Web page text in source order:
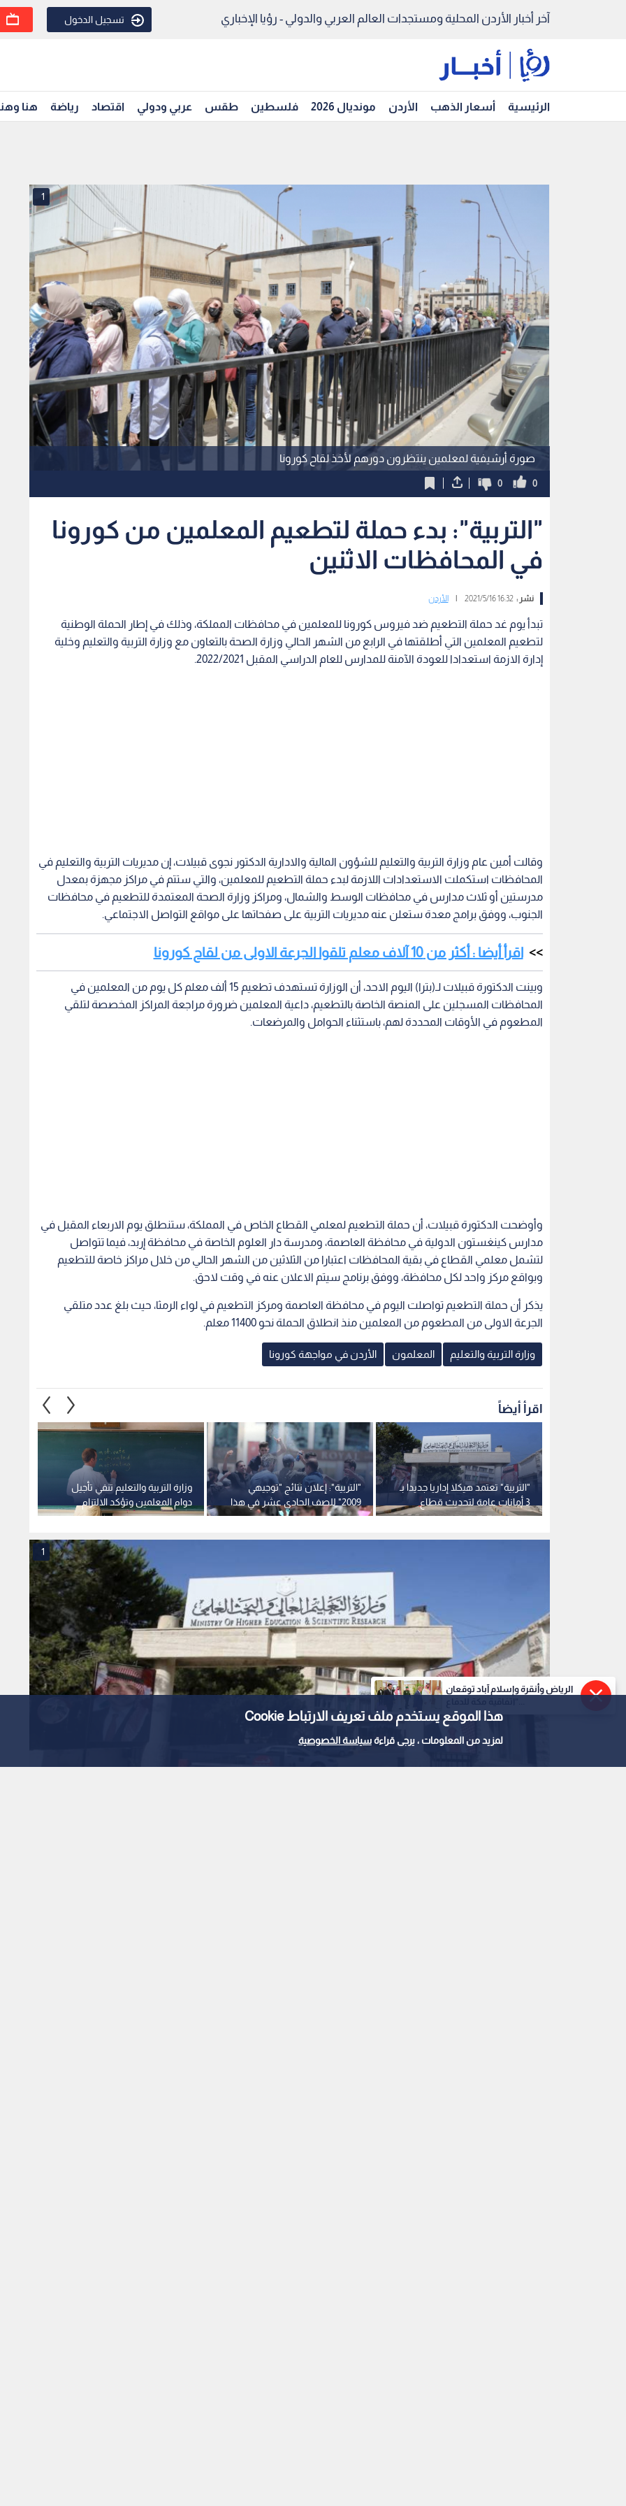
آخر أخبار الأردن المحلية ومستجدات العالم العربي والدولي - رؤيا الإخباري تسجيل الدخول
هذا الموقع يستخدم ملف تعريف الارتباط Cookie
لمزيد من المعلومات ، يرجى قراءةسياسة الخصوصية
الرئيسية أسعار الذهب الأردن مونديال 2026 فلسطين طقس عربي ودولي اقتصاد رياضة هنا
صورة أرشيفية لمعلمين ينتظرون دورهم لأخذ لقاح كورونا
1
0
0
"التربية": بدء حملة لتطعيم المعلمين من كورونا
في المحافظات الاثنين
نشر :16:32 2021/5/16 الأردن
تبدأ يوم غد حملة التطعيم ضد فيروس كورونا للمعلمين في محافظات المملكة، وذلك في إطار الحملة الوطنية
لتطعيم المعلمين التي أطلقتها في الرابع من الشهر الحالي وزارة الصحة بالتعاون مع وزارة التربية والتعليم وخلية
إدارة الازمة استعدادا للعودة الآمنة للمدارس للعام الدراسي المقبل 2022/2021.
وقالت أمين عام وزارة التربية والتعليم للشؤون المالية والادارية الدكتور نجوى قبيلات، إن مديريات التربية والتعليم في
المحافظات استكملت الاستعدادات اللازمة لبدء حملة التطعيم للمعلمين، والتي ستتم في مراكز مجهزة بمعدل
مدرستين أو ثلاث مدارس في محافظات الوسط والشمال، ومراكز وزارة الصحة المعتمدة للتطعيم في محافظات
الجنوب، ووفق برامج معدة ستعلن عنه مديريات التربية على صفحاتها على مواقع التواصل الاجتماعي.
اقرأ أيضا : أكثر من 10 آلاف معلم تلقوا الجرعة الاولى من لقاح كورونا
وبينت الدكتورة قبيلات لـ(بترا) اليوم الاحد، أن الوزارة تستهدف تطعيم 15 ألف معلم كل يوم من المعلمين في
المحافظات المسجلين على المنصة الخاصة بالتطعيم، داعية المعلمين ضرورة مراجعة المراكز المخصصة لتلقي
المطعوم في الأوقات المحددة لهم، باستثناء الحوامل والمرضعات.
وأوضحت الدكتورة قبيلات، أن حملة التطعيم لمعلمي القطاع الخاص في المملكة، ستنطلق يوم الاربعاء المقبل في
مدارس كينغستون الدولية في محافظة العاصمة، ومدرسة دار العلوم الخاصة في محافظة إربد، فيما تتواصل
لتشمل معلمي القطاع في بقية المحافظات اعتبارا من الثلاثين من الشهر الحالي من خلال مراكز خاصة للتطعيم
وبواقع مركز واحد لكل محافظة، ووفق برنامج سيتم الاعلان عنه في وقت لاحق.
يذكر أن حملة التطعيم تواصلت اليوم في محافظة العاصمة ومركز التطعيم في لواء الرمثا، حيث بلغ عدد متلقي
الجرعة الاولى من المطعوم من المعلمين منذ انطلاق الحملة نحو 11400 معلم.
وزارة التربية والتعليم المعلمون الأردن في مواجهة كورونا
اقرأ أيضاً
وزارة التربية والتعليم تنفي تأجيل
دوام المعلمين وتؤكد الالتزام
بالتقويم المدرسي
"التربية": إعلان نتائج "توجيهي
2009" للصف الحادي عشر في هذا
الموعد
"التربية" تعتمد هيكلا إداريا جديدا بـ
3 أمانات عامة لتحديث قطاع
التعليم
1
الرياض وأنقرة وإسلام آباد توقعان